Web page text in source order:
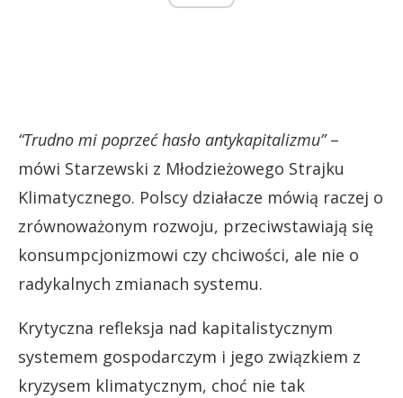
“Trudno mi poprzeć hasło antykapitalizmu”–
mówi Starzewski z Młodzieżowego Strajku
Klimatycznego. Polscy działacze mówią raczej o
zrównoważonym rozwoju, przeciwstawiają się
konsumpcjonizmowi czy chciwości, ale nie o
radykalnych zmianach systemu.
Krytyczna refleksja nad kapitalistycznym
systemem gospodarczym i jego związkiem z
kryzysem klimatycznym, choć nie tak